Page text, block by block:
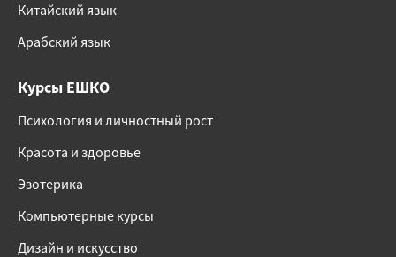
Китайский язык
Арабский язык
Курсы ЕШКО
Психология и личностный рост
Красота и здоровье
Эзотерика
Компьютерные курсы
Дизайн и искусство